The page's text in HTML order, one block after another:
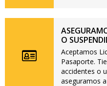
O
Aceptamos
Pasaporte.
accidentes o
aseguramos